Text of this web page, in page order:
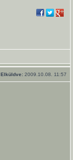
Elküldve: 2009.10.08. 11:57